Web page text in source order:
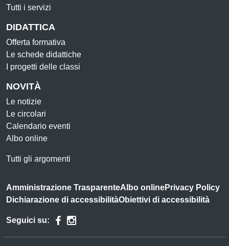
Tutti i servizi
DIDATTICA
Offerta formativa
Le schede didattiche
I progetti delle classi
NOVITÀ
Le notizie
Le circolari
Calendario eventi
Albo online
Tutti gli argomenti
Amministrazione TrasparenteAlbo onlinePrivacy Policy
Dichiarazione di accessibilitàObiettivi di accessibilità
Seguici su: